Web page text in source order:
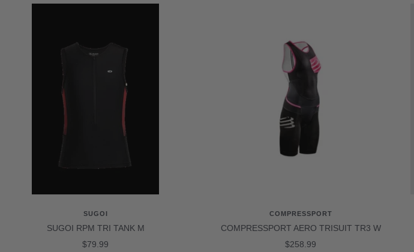
SUGOI
SUGOI RPM TRI TANK M
Prix
$79.99
COMPRESSPORT
COMPRESSPORT AERO TRISUIT TR3 W
Prix
$258.99